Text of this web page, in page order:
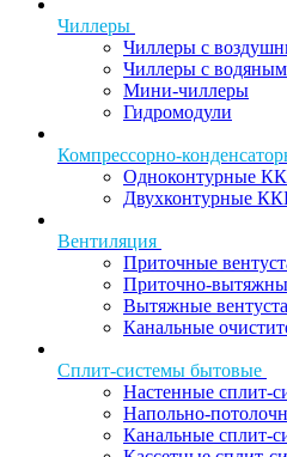
Чиллеры
Чиллеры с
Чиллеры с водяным
Мини-чиллеры
Гидромодули
Компрессорно-
Одноконтурные
Двухконтурные
Вентиляция
Приточные
Приточно-
Вытяжные
Канальные
Сплит-системы бытовые
Настенные сплит-
Напольно-
Канальные сплит-